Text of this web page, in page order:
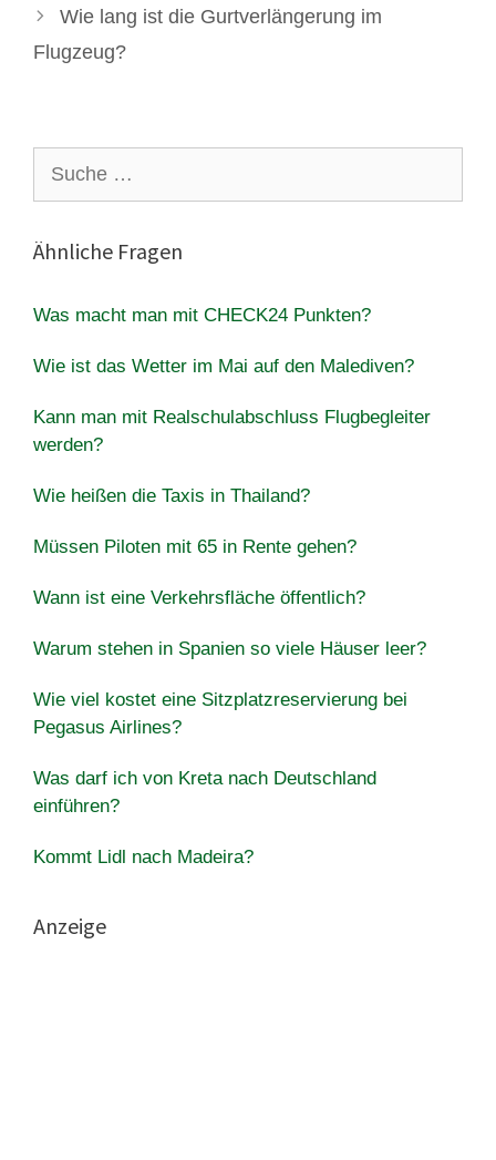
Wie lang ist die Gurtverlängerung im
Flugzeug?
nach:
Ähnliche Fragen
Was macht man mit CHECK24 Punkten?
Wie ist das Wetter im Mai auf den Malediven?
Kann man mit Realschulabschluss Flugbegleiter
werden?
Wie heißen die Taxis in Thailand?
Müssen Piloten mit 65 in Rente gehen?
Wann ist eine Verkehrsfläche öffentlich?
Warum stehen in Spanien so viele Häuser leer?
Wie viel kostet eine Sitzplatzreservierung bei
Pegasus Airlines?
Was darf ich von Kreta nach Deutschland
einführen?
Kommt Lidl nach Madeira?
Anzeige